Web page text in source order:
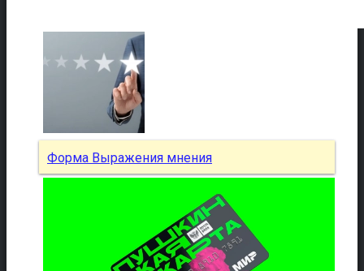
Форма Выражения мнения